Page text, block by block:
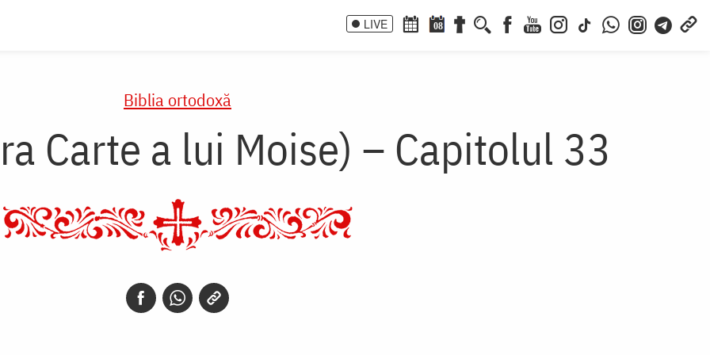
LIVE 08
Biblia ortodoxă
Carte a lui Moise) – Capitolul 33